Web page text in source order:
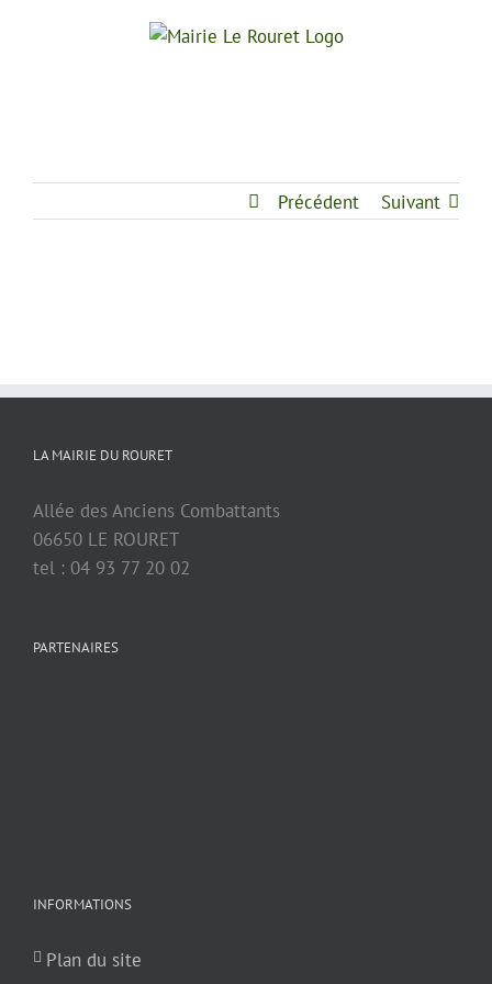
Précédent Suivant
LA MAIRIE DU ROURET
Allée des Anciens Combattants
06650 LE ROURET
tel : 04 93 77 20 02
PARTENAIRES
INFORMATIONS
Plan du site